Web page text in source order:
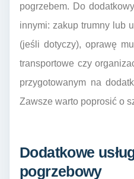
pogrzebem. Do
innymi: zakup trumny lub
(jeśli dotyczy), oprawę
transportowe czy
przygotowanym na
Zawsze warto poprosić o
Dodatkowe
pogrzebowy